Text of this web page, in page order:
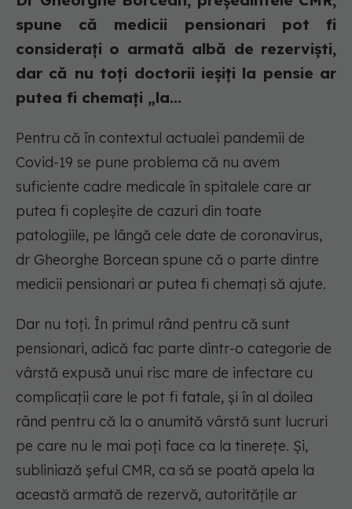
spune că medicii pensionari pot fi
considerați o armată albă de rezerviști,
dar că nu toți doctorii ieșiți la pensie ar
putea fi chemați „la...
Pentru că în contextul actualei pandemii de
Covid-19 se pune problema că nu avem
suficiente cadre medicale în spitalele care ar
putea fi copleșite de cazuri din toate
patologiile, pe lângă cele date de coronavirus,
dr Gheorghe Borcean spune că o parte dintre
medicii pensionari ar putea fi chemați să ajute.
Dar nu toți. În primul rând pentru că sunt
pensionari, adică fac parte dintr-o categorie de
vârstă expusă unui risc mare de infectare cu
complicații care le pot fi fatale, și în al doilea
rând pentru că la o anumită vârstă sunt lucruri
pe care nu le mai poți face ca la tinerețe. Și,
subliniază șeful CMR, ca să se poată apela la
această armată de rezervă, autoritățile ar